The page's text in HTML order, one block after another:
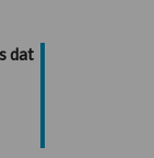
dat